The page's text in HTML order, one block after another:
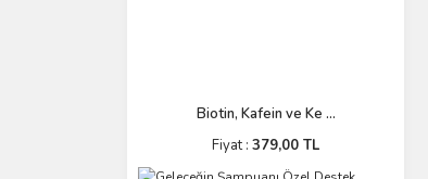
Biotin, Kafein ve Ke ...
Fiyat : 379,00 TL